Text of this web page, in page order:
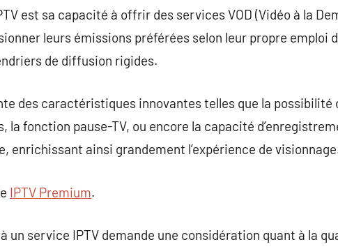
est sa capacité à offrir des services VOD (Vidéo à la
leurs émissions préférées selon leur propre emploi
de diffusion rigides.
des caractéristiques innovantes telles que la possibilité
la fonction pause-TV, ou encore la capacité
enrichissant ainsi grandement l’expérience de
IPTV Premium.
à un service IPTV demande une considération quant à la